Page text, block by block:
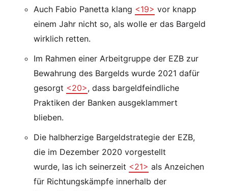
Auch Fabio Panetta klang <19> vor knapp
einem Jahr nicht so, als wolle er das Bargeld
wirklich retten.
Im Rahmen einer Arbeitgruppe der EZB zur
Bewahrung des Bargelds wurde 2021 dafür
gesorgt <20>, dass bargeldfeindliche
Praktiken der Banken ausgeklammert
blieben.
Die halbherzige Bargeldstrategie der EZB,
die im Dezember 2020 vorgestellt
wurde, las ich seinerzeit <21> als Anzeichen
für Richtungskämpfe innerhalb der